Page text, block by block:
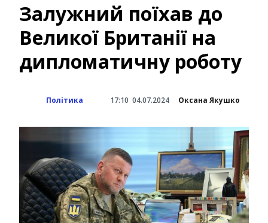
Залужний поїхав до
Великої Британії на
дипломатичну роботу
Політика 17:10 04.07.2024 Оксана Якушко